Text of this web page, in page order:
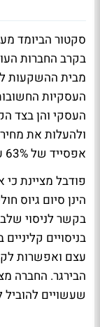
סקטור הביומד
בקרב החברות
מבית ההשקעות
העסקיות
העסקי והן בצד
אפסייד של 63% על מחיר הסגירה של המניה בנאסד"ק.
הינן סיום גיוס
בניסויים
הבירגר. החברה
שעשויים